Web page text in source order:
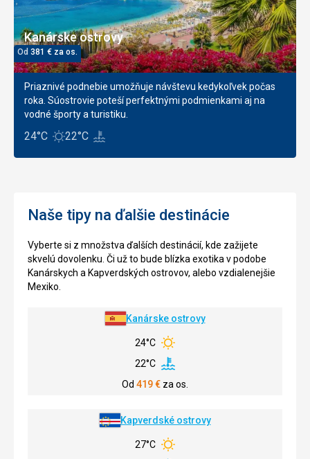
Kanárske ostrovy
Od 381 € za os.
Priaznivé podnebie umožňuje návštevu kedykoľvek počas
roka. Súostrovie poteší perfektnými podmienkami aj na
vodné športy a turistiku.
24°C 22°C
Naše tipy na ďalšie destinácie
Vyberte si z množstva ďalších destinácií, kde zažijete
skvelú dovolenku. Či už to bude blízka exotika v podobe
Kanárskych a Kapverdských ostrovov, alebo vzdialenejšie
Mexiko.
Kanárske ostrovy
24°C
22°C
Od 419€ za os.
Kapverdské ostrovy
27°C